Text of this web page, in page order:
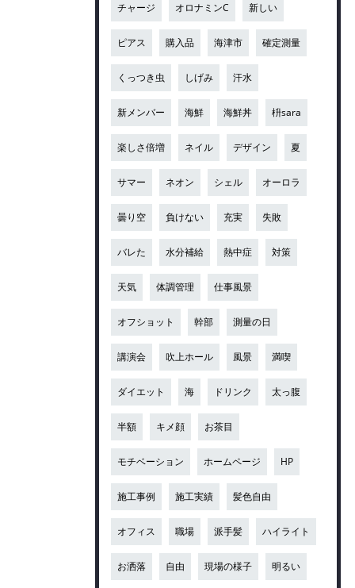
チャージ オロナミンC 新しい
ピアス 購入品 海津市 確定測量
くっつき虫 しげみ 汗水
新メンバー 海鮮 海鮮丼 枡sara
楽しさ倍増 ネイル デザイン 夏
サマー ネオン シェル オーロラ
曇り空 負けない 充実 失敗
バレた 水分補給 熱中症 対策
天気 体調管理 仕事風景
オフショット 幹部 測量の日
講演会 吹上ホール 風景 満喫
ダイエット 海 ドリンク 太っ腹
半額 キメ顔 お茶目
モチベーション ホームページ HP
施工事例 施工実績 髪色自由
オフィス 職場 派手髪 ハイライト
お洒落 自由 現場の様子 明るい